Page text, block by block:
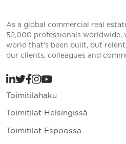
As a global commercial real
52,000 professionals worldwide,
world that’s been built, but
our clients, colleagues and
Toimitilahaku
Toimitilat Helsingissä
Toimitilat Espoossa